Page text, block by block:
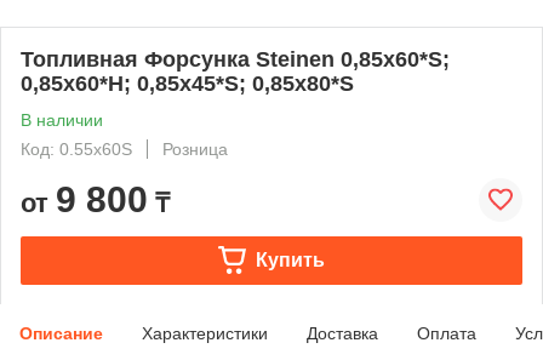
Топливная Форсунка Steinen 0,85х60*S;
0,85х60*Н; 0,85х45*S; 0,85х80*S
В наличии
Код: 0.55x60S
Розница
от 9 800 ₸
Купить
Описание Характеристики Доставка Оплата